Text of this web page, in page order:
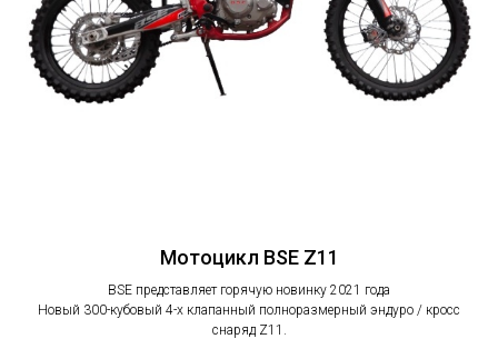
Мотоцикл BSE Z11
BSE представляет горячую новинку 2021 года
Новый 300-кубовый 4-х клапанный полноразмерный эндуро / кросс
снаряд Z11.